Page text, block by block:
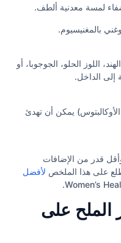
لمسة معدنية ألطف.
بالمغنيسيوم.
اللوز الحلو، الجوجوبا، أو
إلى الداخل.
الأوكالبتوس) يمكن أن تهدئ
قدر من الإضافات
على هذا الملخص لأفضل
الملح على